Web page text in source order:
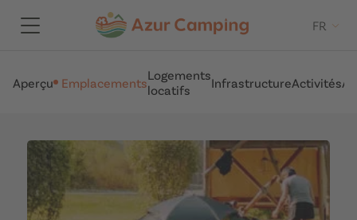
FR
Aperçu EmplacementsLogements
locatifs
InfrastructureActivités